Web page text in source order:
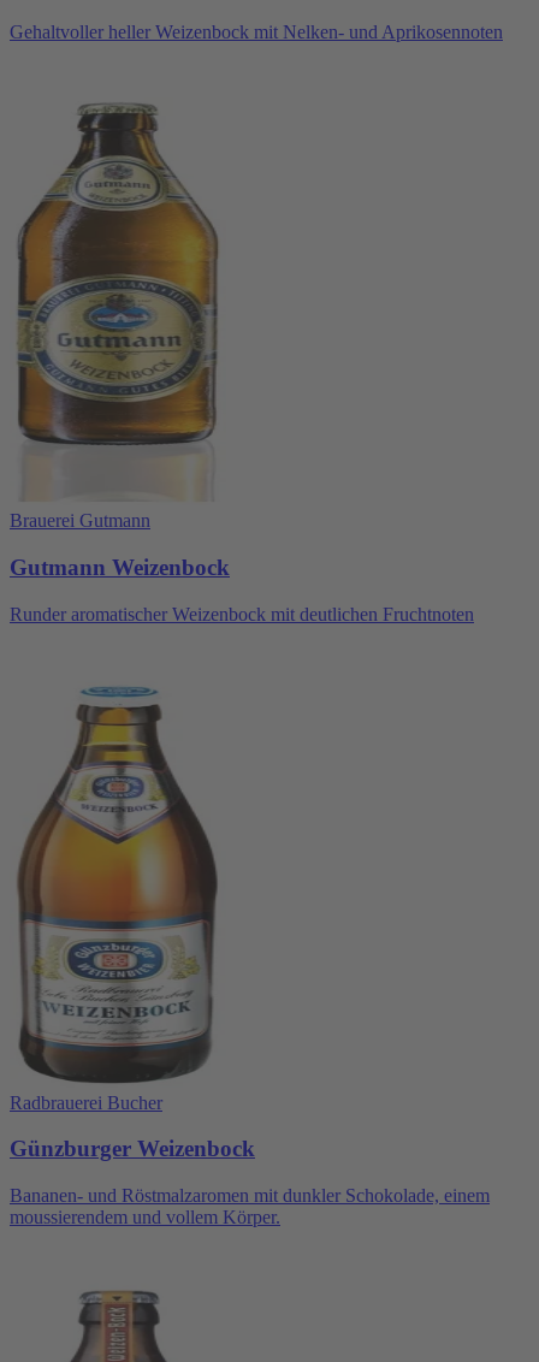
Gehaltvoller heller Weizenbock mit Nelken- und Aprikosennoten
Brauerei Gutmann
Gutmann Weizenbock
Runder aromatischer Weizenbock mit deutlichen Fruchtnoten
Radbrauerei Bucher
Günzburger Weizenbock
Bananen- und Röstmalzaromen mit dunkler Schokolade, einem
moussierendem und vollem Körper.